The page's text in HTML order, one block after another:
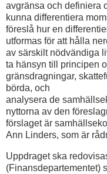
avgränsa och definiera
kunna differentiera
föreslå hur en
utformas för att hålla
av särskilt nödvändiga
ta hänsyn till principen
gränsdragningar,
börda, och
analysera de
nyttorna av den
förslaget är
Ann Linders, som är
Uppdraget ska
(Finansdepartementet)